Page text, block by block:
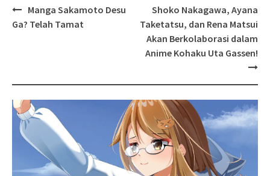
Post
navigation
Manga Sakamoto Desu
Ga? Telah Tamat
Shoko Nakagawa, Ayana
Taketatsu, dan Rena Matsui
Akan Berkolaborasi dalam
Anime Kohaku Uta Gassen!